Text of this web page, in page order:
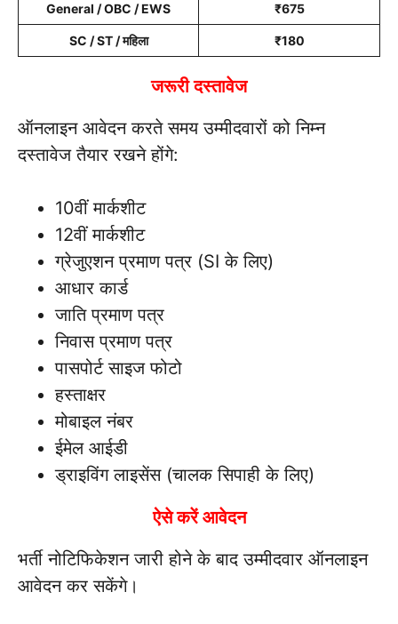
General / OBC / EWS ₹675
SC / ST / महिला ₹180
जरूरी दस्तावेज
ऑनलाइन आवेदन करते समय उम्मीदवारों को निम्न
दस्तावेज तैयार रखने होंगे:
10वीं मार्कशीट
12वीं मार्कशीट
ग्रेजुएशन प्रमाण पत्र (SI के लिए)
आधार कार्ड
जाति प्रमाण पत्र
निवास प्रमाण पत्र
पासपोर्ट साइज फोटो
हस्ताक्षर
मोबाइल नंबर
ईमेल आईडी
ड्राइविंग लाइसेंस (चालक सिपाही के लिए)
ऐसे करें आवेदन
भर्ती नोटिफिकेशन जारी होने के बाद उम्मीदवार ऑनलाइन
आवेदन कर सकेंगे।